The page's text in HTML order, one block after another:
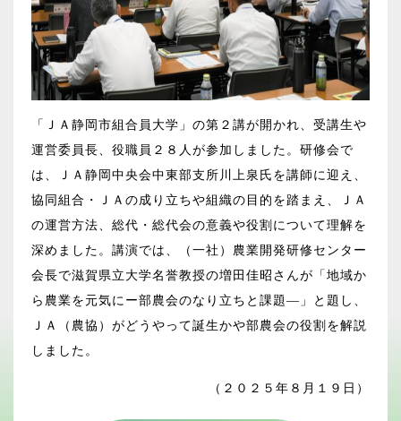
「ＪＡ静岡市組合員大学」の第２講が開かれ、受講生や
運営委員長、役職員２８人が参加しました。研修会で
は、ＪＡ静岡中央会中東部支所川上泉氏を講師に迎え、
協同組合・ＪＡの成り立ちや組織の目的を踏まえ、ＪＡ
の運営方法、総代・総代会の意義や役割について理解を
深めました。講演では、（一社）農業開発研修センター
会長で滋賀県立大学名誉教授の増田佳昭さんが「地域か
ら農業を元気にー部農会のなり立ちと課題―」と題し、
ＪＡ（農協）がどうやって誕生かや部農会の役割を解説
しました。
（２０２５年８月１９日）